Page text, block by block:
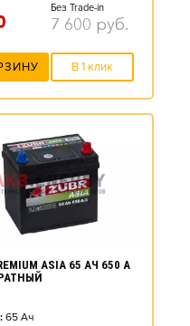
Без Trade-in
7 600 руб.
В 1 клик
ASIA 65 АЧ 650 А
65Ач